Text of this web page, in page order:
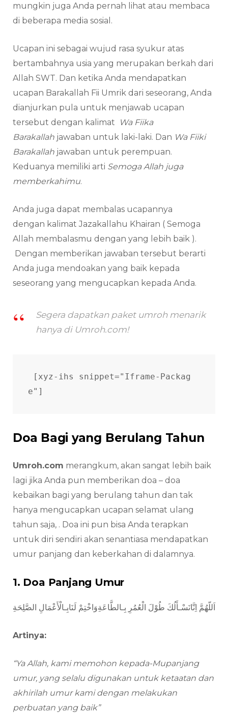
mungkin juga Anda pernah lihat atau membaca
di beberapa media sosial.
Ucapan ini sebagai wujud rasa syukur atas
bertambahnya usia yang merupakan berkah dari
Allah SWT. Dan ketika Anda mendapatkan
ucapan Barakallah Fii Umrik dari seseorang, Anda
dianjurkan pula untuk menjawab ucapan
tersebut dengan kalimat
Wa Fiika
Barakallah jawaban untuk laki-laki. Dan Wa Fiiki
Barakallah jawaban untuk perempuan.
Keduanya memiliki arti Semoga Allah juga
memberkahimu.
Anda juga dapat membalas ucapannya
dengan kalimat Jazakallahu Khairan ( Semoga
Allah membalasmu dengan yang lebih baik ).
Dengan memberikan jawaban tersebut berarti
Anda juga mendoakan yang baik kepada
seseorang yang mengucapkan kepada Anda.
Segera dapatkan paket umroh menarik
hanya di Umroh.com!
[xyz-ihs snippet="Iframe-Packag
e"]
Doa Bagi yang Berulang Tahun
Umroh.com merangkum, akan sangat lebih baik
lagi jika Anda pun memberikan doa – doa
kebaikan bagi yang berulang tahun dan tak
hanya mengucapkan ucapan selamat ulang
tahun saja, . Doa ini pun bisa Anda terapkan
untuk diri sendiri akan senantiasa mendapatkan
umur panjang dan keberkahan di dalamnya.
1. Doa Panjang Umur
اَللّهُمَّ اِنَّانَسْـأَلُكَ طُوْلَ الْعُمُرِ بِـالطَّاعَةِوَاخْتِمْ لَنَابِـالْأَعْمَالِ الصَّلِحَةِ
Artinya:
“Ya Allah, kami memohon kepada-Mupanjang
umur, yang selalu digunakan untuk ketaatan dan
akhirilah umur kami dengan melakukan
perbuatan yang baik”